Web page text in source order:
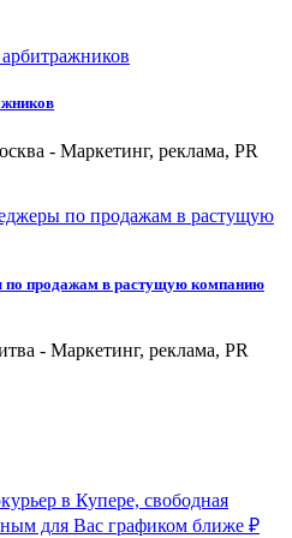
- Маркетинг, реклама, PR
по продажам в растущую компанию
- Маркетинг, реклама, PR
в Купере, свободная
для Вас графиком ближе ₽